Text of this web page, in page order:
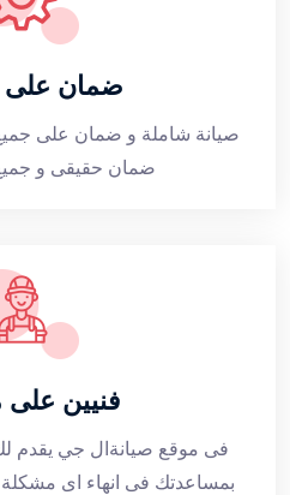
ضمان على
صيانة شاملة و ضمان على جميع
ضمان حقيقى و
فنيين
فى موقع صيانةال جي يقدم
بمساعدتك فى انهاء اى